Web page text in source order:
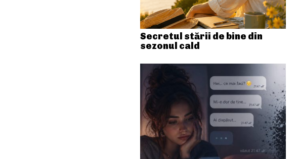
Secretul stării de bine din
sezonul cald